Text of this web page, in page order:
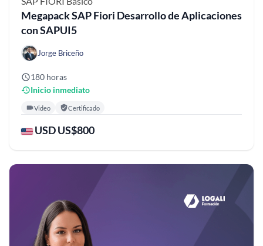
Megapack SAP Fiori Desarrollo de Aplicaciones
con SAPUI5
Jorge Briceño
180 horas
Inicio inmediato
Video Certificado
USD US$800